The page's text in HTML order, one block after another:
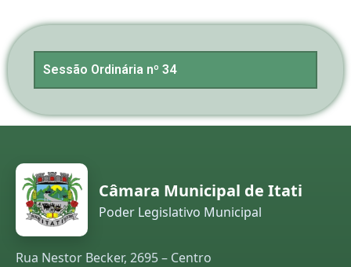
Sessão Ordinária nº 34
Câmara Municipal de Itati
Poder Legislativo Municipal
Rua Nestor Becker, 2695 – Centro